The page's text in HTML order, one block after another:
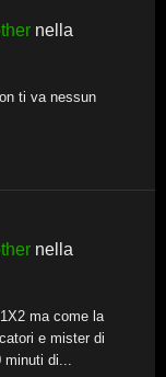
nella
ti va nessun
nella
ma come la
e mister di
di...